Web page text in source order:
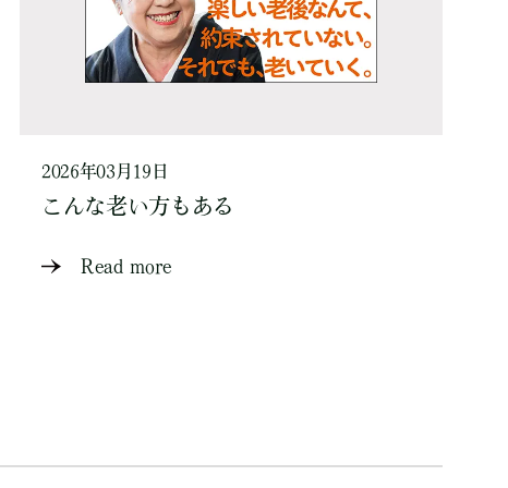
2026年03月19日
こんな老い方もある
Read more